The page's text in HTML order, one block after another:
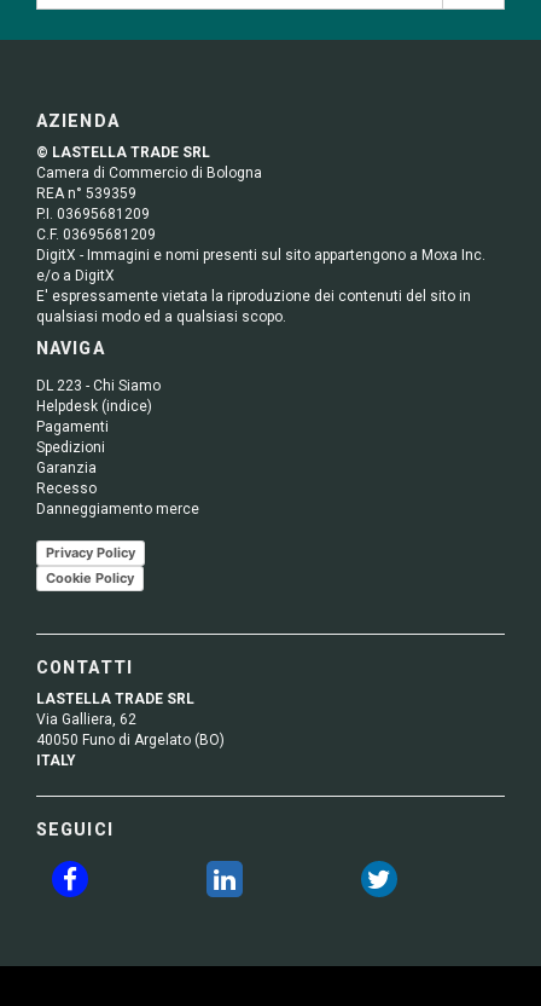
AZIENDA
© LASTELLA TRADE SRL
Camera di Commercio di Bologna
REA n° 539359
P.I. 03695681209
C.F. 03695681209
DigitX - Immagini e nomi presenti sul sito appartengono a Moxa Inc.
e/o a DigitX
E' espressamente vietata la riproduzione dei contenuti del sito in
qualsiasi modo ed a qualsiasi scopo.
NAVIGA
DL 223 - Chi Siamo
Helpdesk (indice)
Pagamenti
Spedizioni
Garanzia
Recesso
Danneggiamento merce
Privacy Policy
Cookie Policy
CONTATTI
LASTELLA TRADE SRL
Via Galliera, 62
40050 Funo di Argelato (BO)
ITALY
SEGUICI